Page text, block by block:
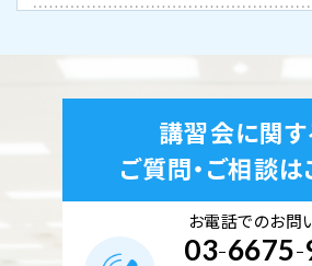
東京校【下期】電験三種 地獄の
同時開催（2日間）12月19日・20
空席あり
講習会に関す
ご質問・ご相談は
お電話でのお問
03-6675-